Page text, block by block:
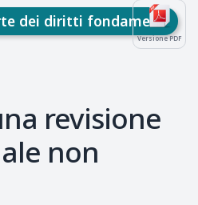
Versione PDF
Costituzione e Carte dei diritti fondamentali
revisione
non